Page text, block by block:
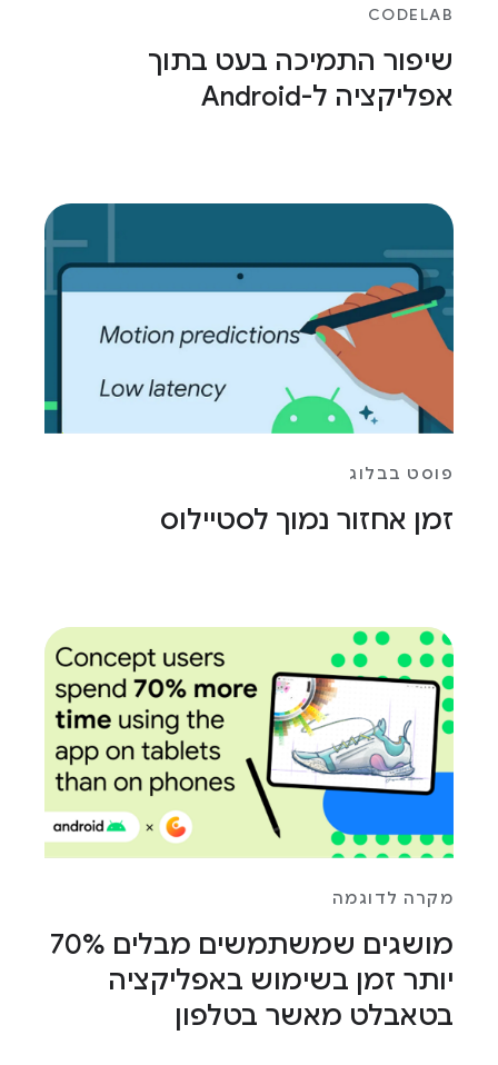
CODELAB
שיפור התמיכה בעט בתוך
אפליקציה ל-Android
פוסט בבלוג
זמן אחזור נמוך לסטיילוס
מקרה לדוגמה
מושגים שמשתמשים מבלים 70%
יותר זמן בשימוש באפליקציה
בטאבלט מאשר בטלפון